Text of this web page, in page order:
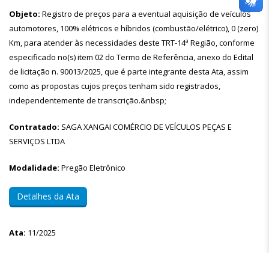
Objeto: Registro de preços para a eventual aquisição de veículos
automotores, 100% elétricos e híbridos (combustão/elétrico), 0 (zero)
Km, para atender às necessidades deste TRT-14ª Região, conforme
especificado no(s) item 02 do Termo de Referência, anexo do Edital
de licitação n. 90013/2025, que é parte integrante desta Ata, assim
como as propostas cujos preços tenham sido registrados,
independentemente de transcrição.&nbsp;
Contratado: SAGA XANGAI COMÉRCIO DE VEÍCULOS PEÇAS E
SERVIÇOS LTDA
Modalidade: Pregão Eletrônico
Detalhes da Ata
Ata: 11/2025